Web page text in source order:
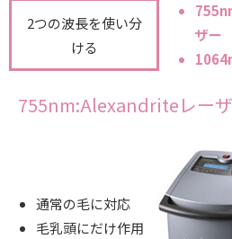
2つの波長を使い分
ける
ザー
755nm:Alexandriteレー
通常の毛に対応
毛乳頭にだけ作用